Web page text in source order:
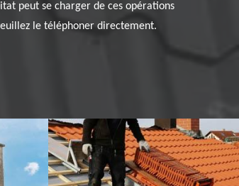
peut se charger de ces opérations
le téléphoner directement.